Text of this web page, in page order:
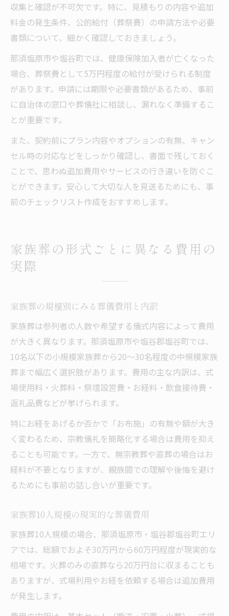
収集と確認が不可欠です。特に、見積もりの内容や追加
料金の発生条件、公的給付（葬祭費）の申請方法や必要
書類について、細かく確認しておきましょう。
那須塩原市や塩谷町では、健康保険加入者が亡くなった
場合、葬祭費として5万円程度の給付が受けられる制度
があります。申請には期限や必要書類があるため、事前
に自治体の窓口や葬儀社に相談し、漏れなく準備するこ
とが重要です。
また、契約前にプラン内容やオプションの有無、キャン
セル時の対応などをしっかり確認し、書面で残しておく
ことで、思わぬ追加費用やサービスの行き違いを防ぐこ
とができます。安心して大切な人を見送るためにも、事
前のチェックリスト作成をおすすめします。
家族葬の形式ごとに異なる費用の
実際
家族葬の規模別にみる葬儀費用と内訳
家族葬は参列者の人数や希望する儀式内容によって費用
が大きく異なります。那須塩原市や塩谷郡塩谷町では、
10名以下の小規模家族葬から20〜30名程度の中規模家族
葬まで幅広く選択肢があります。費用の主な内訳は、式
場使用料・火葬料・祭壇設営費・お経料・飲食接待費・
返礼品費などが挙げられます。
特にお経をあげるか否かで「お布施」の有無や額が大き
く変わるため、宗教儀礼を簡略化する場合は費用を抑え
ることも可能です。一方で、無宗教葬や直葬の場合はお
経料が不要となりますが、親族間での理解や後悔を避け
るためにも事前の話し合いが重要です。
家族葬10人規模の現実的な葬儀費用
家族葬10人規模の場合、那須塩原市・塩谷郡塩谷町エリ
アでは、総額でおよそ30万円から60万円程度が現実的な
相場です。火葬のみの直葬なら20万円台に収まることも
ありますが、式場利用やお経を依頼する場合は追加費用
が発生します。